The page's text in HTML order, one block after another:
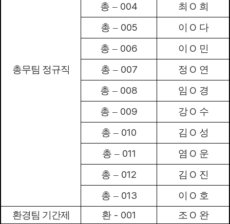
총무팀 정규직
총– 004 최 O 희
총– 005 이 O 다
총– 006 이 O 민
총– 007 정 O 연
총– 008 임 O 경
총– 009 강O 수
총– 010 김 O 성
총– 011 염 O 운
총– 012 김 O 진
총– 013 이 O 호
환경팀 기간제
환 - 001 조 O 완